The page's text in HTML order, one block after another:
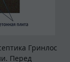
Гринлос
Перед